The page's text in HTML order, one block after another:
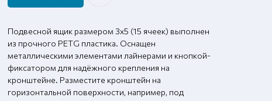
Подвесной ящик размером 3х5 (15 ячеек) выполнен
из прочного PETG пластика. Оснащен
металлическими элементами лайнерами и кнопкой-
фиксатором для надёжного крепления на
кронштейне. Разместите кронштейн на
горизонтальной поверхности, например, под